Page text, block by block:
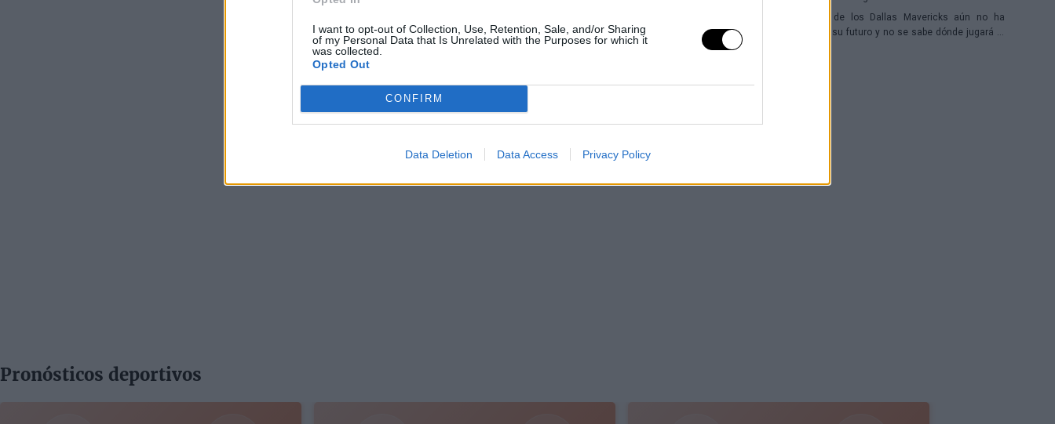
I want to opt-out of Collection, Use, Retention, Sale, and/or Sharing
of my Personal Data that Is Unrelated with the Purposes for which it
was collected.
Opted Out
CONFIRM
Data Deletion Data Access Privacy Policy
El base de los Dallas Mavericks aún no ha
resuelto su futuro y no se sabe dónde jugará la
Pronósticos deportivos